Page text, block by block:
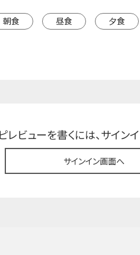
朝食 昼食 夕食
レビューを書くには、サイン
サインイン画面へ